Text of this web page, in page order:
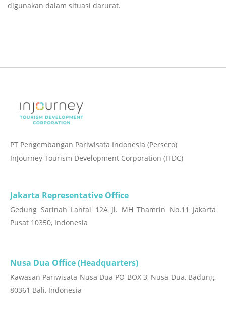
digunakan dalam situasi darurat.
PT Pengembangan Pariwisata Indonesia (Persero)
InJourney Tourism Development Corporation (ITDC)
Jakarta Representative Office
Gedung Sarinah Lantai 12A Jl. MH Thamrin No.11 Jakarta
Pusat 10350, Indonesia
Nusa Dua Office (Headquarters)
Kawasan Pariwisata Nusa Dua PO BOX 3, Nusa Dua, Badung,
80361 Bali, Indonesia